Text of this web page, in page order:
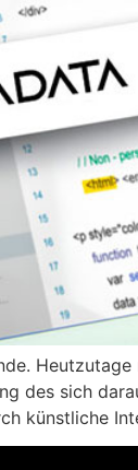
des sich
künstliche